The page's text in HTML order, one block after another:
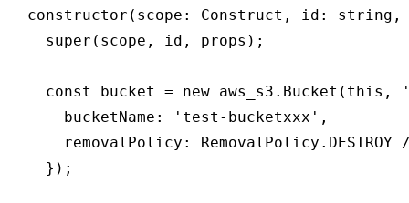
constructor(scope: Construct, id:
    super(scope, id, props);
const bucket = new aws_s3.Bucket(this,
      bucketName: 'test-bucketxxx',
removalPolicy: RemovalPolicy.DESTROY
    });